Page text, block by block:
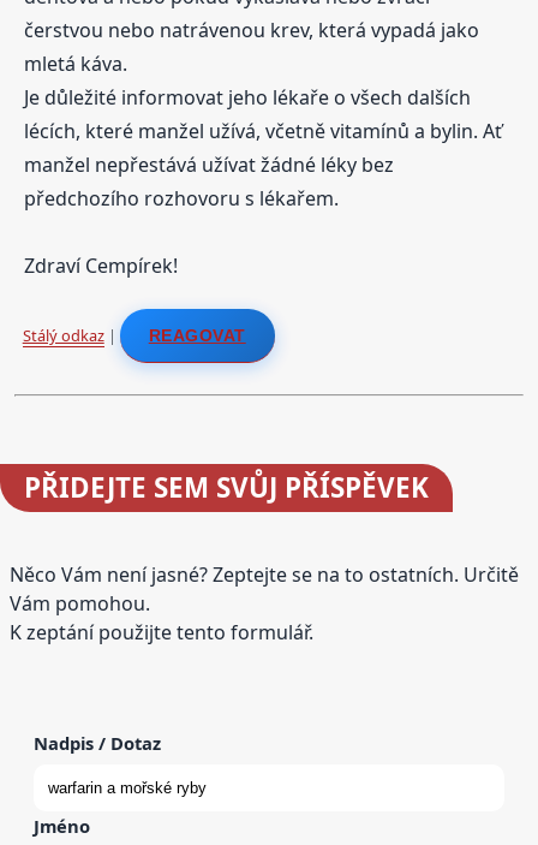
čerstvou nebo natrávenou krev, která vypadá jako
mletá káva.
Je důležité informovat jeho lékaře o všech dalších
lécích, které manžel užívá, včetně vitamínů a bylin. Ať
manžel nepřestává užívat žádné léky bez
předchozího rozhovoru s lékařem.
Zdraví Cempírek!
Stálý odkaz| REAGOVAT
PŘIDEJTE SEM SVŮJ PŘÍSPĚVEK
Něco Vám není jasné? Zeptejte se na to ostatních. Určitě
Vám pomohou.
K zeptání použijte tento formulář.
Nadpis / Dotaz
Jméno